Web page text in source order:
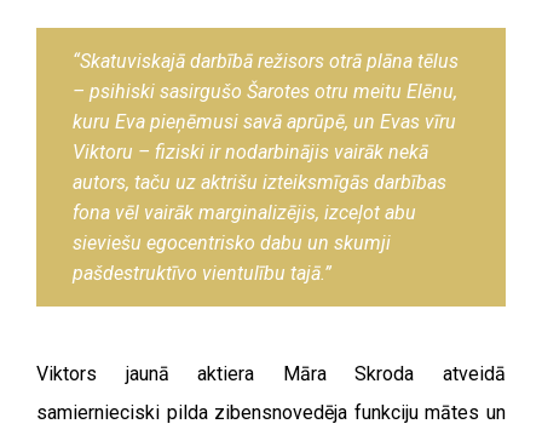
“Skatuviskajā darbībā režisors otrā plāna tēlus
– psihiski sasirgušo Šarotes otru meitu Elēnu,
kuru Eva pieņēmusi savā aprūpē, un Evas vīru
Viktoru – fiziski ir nodarbinājis vairāk nekā
autors, taču uz aktrišu izteiksmīgās darbības
fona vēl vairāk marginalizējis, izceļot abu
sieviešu egocentrisko dabu un skumji
pašdestruktīvo vientulību tajā.”
Viktors jaunā aktiera Māra Skroda atveidā
samiernieciski pilda zibensnovedēja funkciju mātes un